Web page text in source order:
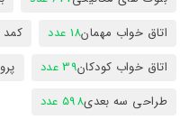
اتاق خواب مهمان18 عدد کمد
اتاق خواب کودکان39 عدد
طراحی سه بعدی598 عدد